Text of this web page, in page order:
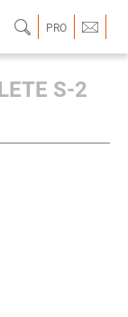
PRO
S-2